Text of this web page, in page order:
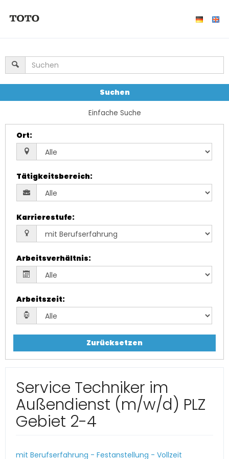
Suchen
Einfache Suche
Ort:
Tätigkeitsbereich:
Karrierestufe:
Arbeitsverhältnis:
Arbeitszeit:
Zurücksetzen
Service Techniker im
Außendienst (m/w/d) PLZ
Gebiet 2-4
mit Berufserfahrung - Festanstellung - Vollzeit